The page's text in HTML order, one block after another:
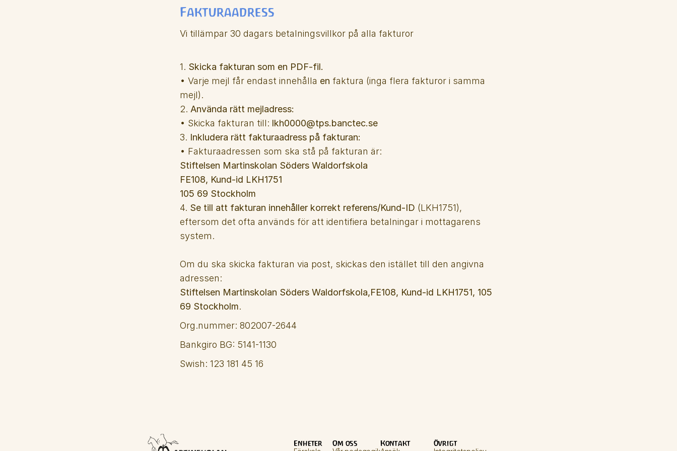
Fakturaadress
Vi tillämpar 30 dagars betalningsvillkor på alla fakturor
1. Skicka fakturan som en PDF-fil.
• Varje mejl får endast innehålla en faktura (inga flera fakturor i samma
mejl).
2. Använda rätt mejladress:
• Skicka fakturan till: lkh0000@tps.banctec.se
3. Inkludera rätt fakturaadress på fakturan:
• Fakturaadressen som ska stå på fakturan är:
Stiftelsen Martinskolan Söders Waldorfskola
FE108, Kund-id LKH1751
105 69 Stockholm
4. Se till att fakturan innehåller korrekt referens/Kund-ID (LKH1751),
eftersom det ofta används för att identifiera betalningar i mottagarens
system.
Om du ska skicka fakturan via post, skickas den istället till den angivna
adressen:
Stiftelsen Martinskolan Söders Waldorfskola,FE108, Kund-id LKH1751, 105
69 Stockholm.
Org.nummer: 802007-2644
Bankgiro BG: 5141-1130
Swish: 123 181 45 16
Enheter
Om oss
Kontakt
Övrigt